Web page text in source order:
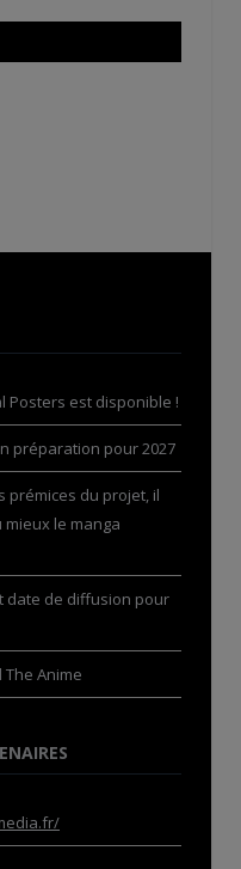
Posters est disponible !
préparation pour 2027
prémices du projet, il
le manga
date de diffusion pour
The Anime